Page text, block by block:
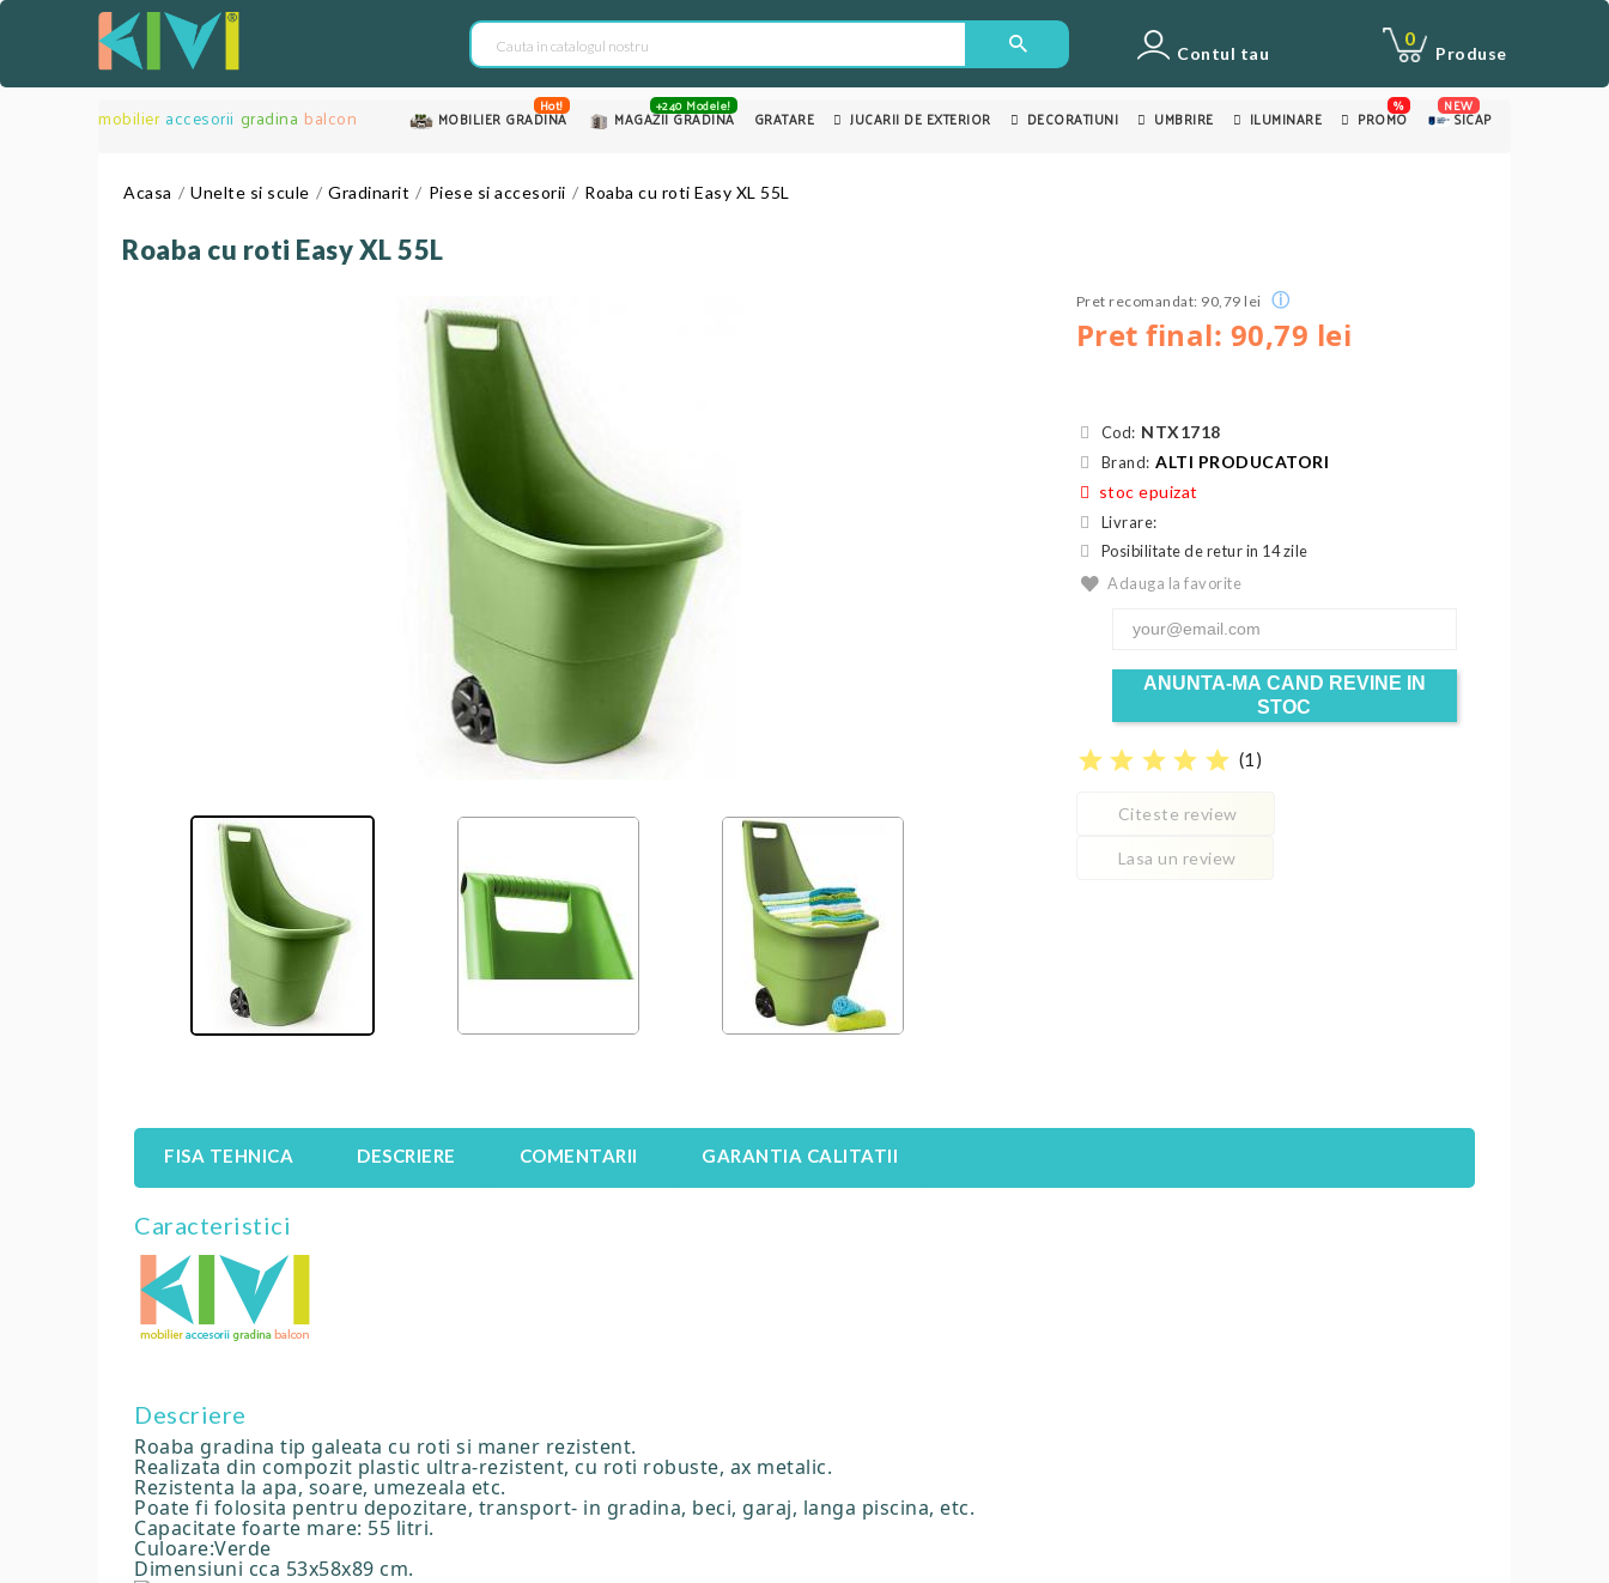
Contul tau Produse
0
mobilier accesorii gradina balcon MOBILIER GRADINA
Hot!
MAGAZII GRADINA
+240 Modele!
GRATARE JUCARII DE EXTERIOR DECORATIUNI UMBRIRE ILUMINARE PROMO
%
SICAP
NEW
Acasa Unelte si scule Gradinarit Piese si accesorii Roaba cu roti Easy XL 55L
Roaba cu roti Easy XL 55L
Pret final: 90,79 lei
Pret recomandat: 90,79 lei ⓘ
Cod: NTX1718
Brand: ALTI PRODUCATORI
stoc epuizat
Livrare:
Posibilitate de retur in 14 zile
Adauga la favorite
ANUNTA-MA CAND REVINE IN
STOC
star star star star star (1 )
Citeste review
Lasa un review
FISA TEHNICA DESCRIERE COMENTARII GARANTIA CALITATII
Caracteristici
Descriere
Roaba gradina tip galeata cu roti si maner rezistent.
Realizata din compozit plastic ultra-rezistent, cu roti robuste, ax metalic.
Rezistenta la apa, soare, umezeala etc.
Poate fi folosita pentru depozitare, transport- in gradina, beci, garaj, langa piscina, etc.
Capacitate foarte mare: 55 litri.
Culoare:Verde
Dimensiuni cca 53x58x89 cm.